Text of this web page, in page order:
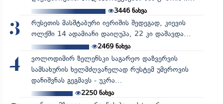
3446ნახვა
3
რუსეთის მასშტაბური იერიშის შედეგად, კიევის
ოლქში 14 ადამიანი დაიღუპა, 22 კი დაშავდა...
2469ნახვა
4
ვოლოდიმირ ზელენსკი საგარეო დაზვერვის
სამსახურის ხელმძღვანელად რუსტემ უმეროვის
დანიშვნას გეგმავს - უკრა...
2250ნახვა